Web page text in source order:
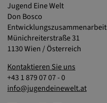
Jugend Eine Welt
Don Bosco
Entwicklungszusammenarbeit
Münichreiterstraße 31
1130 Wien / Österreich
Kontaktieren Sie uns
+43 1 879 07 07 - 0
info@jugendeinewelt.at